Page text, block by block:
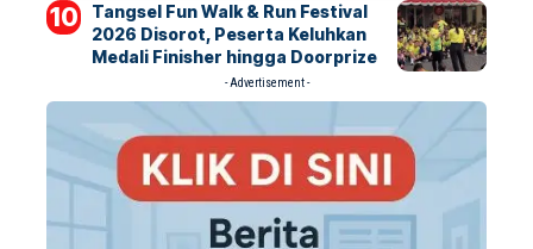
Tangsel Fun Walk & Run Festival
2026 Disorot, Peserta Keluhkan
Medali Finisher hingga Doorprize
- Advertisement -